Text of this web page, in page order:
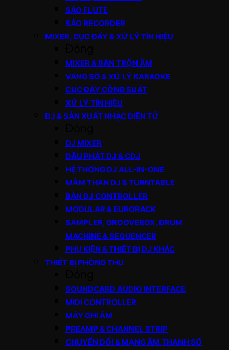
SÁO FLUTE
SÁO RECORDER
MIXER, CỤC ĐẨY & XỬ LÝ TÍN HIỆU
MIXER & BÀN TRỘN ÂM
VANG SỐ & XỬ LÝ KARAOKE
CỤC ĐẨY CÔNG SUẤT
XỬ LÝ TÍN HIỆU
DJ & SẢN XUẤT NHẠC ĐIỆN TỬ
DJ MIXER
ĐẦU PHÁT DJ & CDJ
HỆ THỐNG DJ ALL-IN-ONE
MÂM THAN DJ & TURNTABLE
BÀN DJ CONTROLLER
MODULAR & EURORACK
SAMPLER, GROOVEBOX, DRUM
MACHINE & SEQUENCER
PHỤ KIỆN & THIẾT BỊ DJ KHÁC
THIẾT BỊ PHÒNG THU
SOUNDCARD AUDIO INTERFACE
MIDI CONTROLLER
MÁY GHI ÂM
PREAMP & CHANNEL STRIP
CHUYỂN ĐỔI & MẠNG ÂM THANH SỐ